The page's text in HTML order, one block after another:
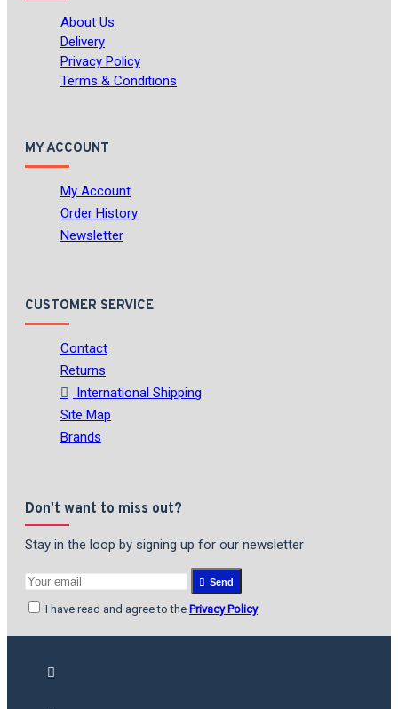
About Us
Delivery
Privacy Policy
Terms & Conditions
MY ACCOUNT
My Account
Order History
Newsletter
CUSTOMER SERVICE
Contact
Returns
International Shipping
Site Map
Brands
Don't want to miss out?
Stay in the loop by signing up for our newsletter
Send
I have read and agree to the Privacy Policy